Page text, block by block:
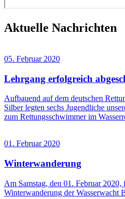
Aktuelle Nachrichten
05. Februar 2020
Lehrgang erfolgreich
Aufbauend auf dem deutschen
Silber legten sechs Jugendliche
zum Rettungsschwimmer im
01. Februar 2020
Winterwanderung
Am Samstag, den 01. Februar
Winterwanderung der Wasserwacht